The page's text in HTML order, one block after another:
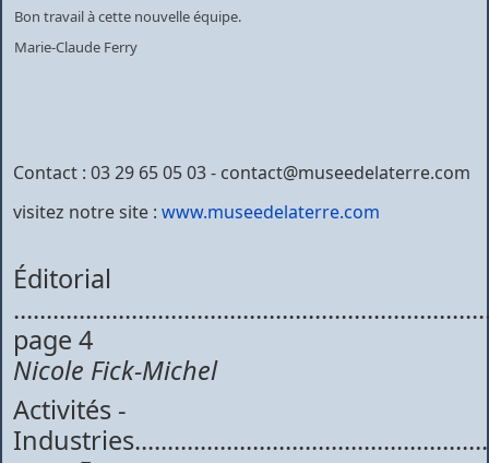
Bon travail à cette nouvelle équipe.
Marie-Claude Ferry
Contact : 03 29 65 05 03 - contact@museedelaterre.com
visitez notre site : www.museedelaterre.com
Éditorial
page 4
Nicole Fick-Michel
Activités -